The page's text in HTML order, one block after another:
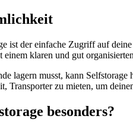
ist der einfache Zugriff auf
klaren und gut
lagern musst, kann
zu mieten, um
besonders?